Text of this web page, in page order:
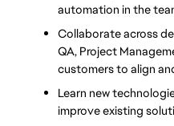
automation in the
Collaborate across
QA, Project
customers to align
Learn new
improve existing